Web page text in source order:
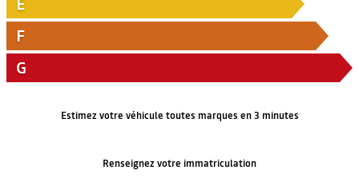
F
G
Estimez votre véhicule toutes marques en 3 minutes
Renseignez votre immatriculation